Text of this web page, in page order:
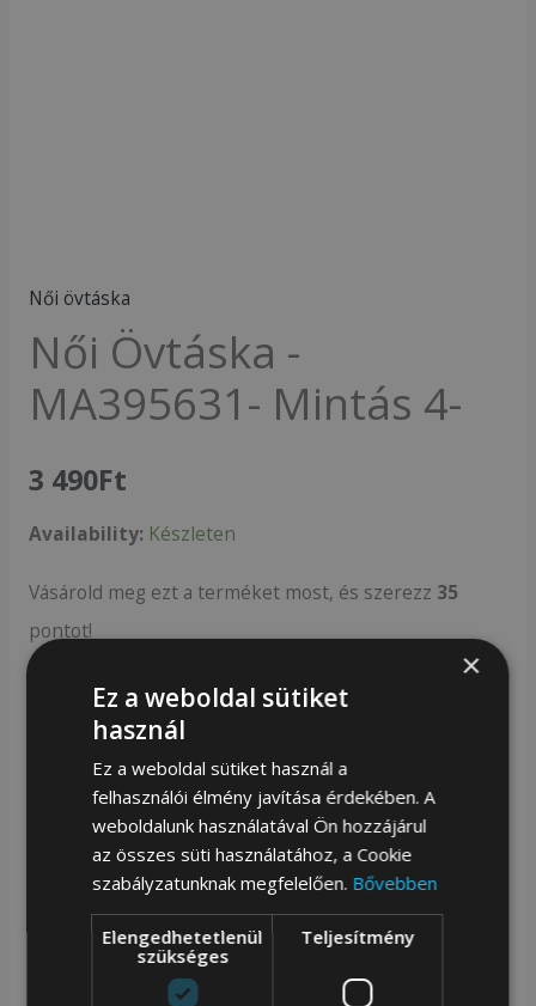
Női övtáska
Női Övtáska -
MA395631- Mintás 4-
3 490Ft
Availability: Készleten
Vásárold meg ezt a terméket most, és szerezz 35
pontot!
Magasság: 14 cm |Szélesség: 37 cm |Mélység: 8
cm
Rovicky övtáska tartós poliészter anyagból. Stílusos és
funkcionális, tökéletes mindennapi használatra. A
×
Ez a weboldal sütiket
használ
Ez a weboldal sütiket használ a
felhasználói élmény javítása érdekében. A
weboldalunk használatával Ön hozzájárul
az összes süti használatához, a Cookie
szabályzatunknak megfelelően. Bővebben
Elengedhetetlenül
szükséges
Teljesítmény